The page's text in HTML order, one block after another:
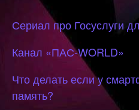
Сериал про Госуслуги
Канал «ПАС-WORLD»
Что делать если у
память?